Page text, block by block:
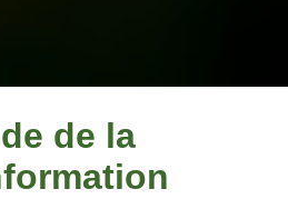
de la